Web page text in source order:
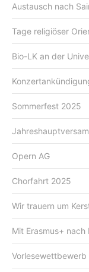
Austausch nach
Tage religiöser
Bio-LK an der
Sommerfest 2025
Opern AG
Chorfahrt 2025
Wir trauern um
Mit Erasmus+
Vorlesewettbewerb